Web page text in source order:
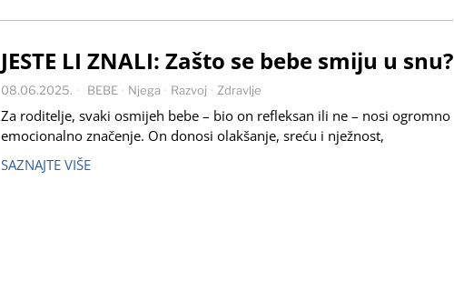
JESTE LI ZNALI: Zašto se bebe smiju u snu?
08.06.2025. BEBE · Njega · Razvoj · Zdravlje
Za roditelje, svaki osmijeh bebe – bio on refleksan ili ne – nosi ogromno
emocionalno značenje. On donosi olakšanje, sreću i nježnost,
SAZNAJTE VIŠE